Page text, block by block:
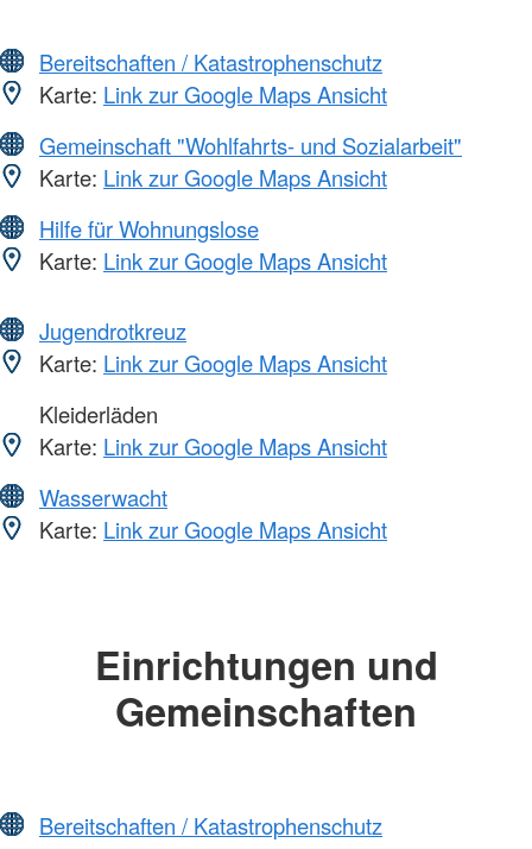
Bereitschaften / Katastrophenschutz
Karte: Link zur Google Maps Ansicht
Gemeinschaft "Wohlfahrts- und Sozialarbeit"
Karte: Link zur Google Maps Ansicht
Hilfe für Wohnungslose
Karte: Link zur Google Maps Ansicht
Jugendrotkreuz
Karte: Link zur Google Maps Ansicht
Kleiderläden
Karte: Link zur Google Maps Ansicht
Wasserwacht
Karte: Link zur Google Maps Ansicht
Einrichtungen und
Gemeinschaften
Bereitschaften / Katastrophenschutz